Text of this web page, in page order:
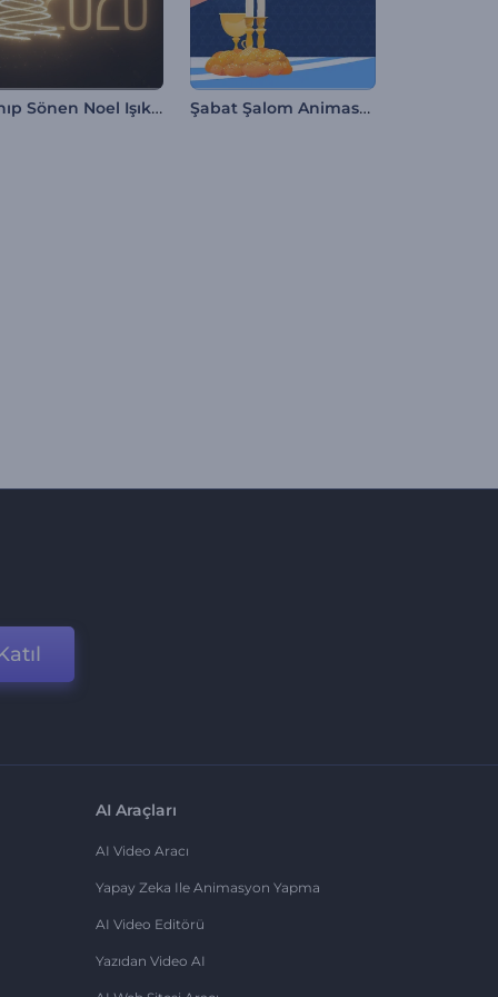
Yanıp Sönen Noel Işıkları İntro Şabat Şalom Animasyonları
AI Araçları
AI Video Aracı
Yapay Zeka Ile Animasyon Yapma
AI Video Editörü
Yazıdan Video AI